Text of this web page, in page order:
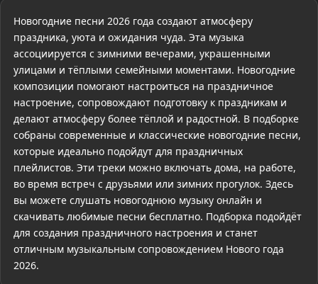
Новогодние песни 2026 года создают атмосферу
праздника, уюта и ожидания чуда. Эта музыка
ассоциируется с зимними вечерами, украшенными
улицами и тёплыми семейными моментами. Новогодние
композиции помогают настроиться на праздничное
настроение, сопровождают подготовку к праздникам и
делают атмосферу более тёплой и радостной. В подборке
собраны современные и классические новогодние песни,
которые идеально подойдут для праздничных
плейлистов. Эти треки можно включать дома, на работе,
во время встреч с друзьями или зимних прогулок. Здесь
вы можете слушать новогоднюю музыку онлайн и
скачивать любимые песни бесплатно. Подборка подойдёт
для создания праздничного настроения и станет
отличным музыкальным сопровождением Нового года
2026.